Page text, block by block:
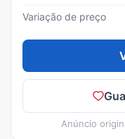
Variação de preço
Anúncio